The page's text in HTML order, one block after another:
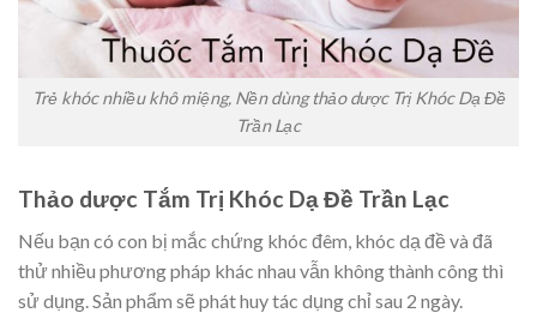
Trẻ khóc nhiều khô miệng, Nền dùng thảo dược Trị Khóc Dạ Đề
Trần Lạc
Thảo dược Tắm Trị Khóc Dạ Đề Trần Lạc
Nếu bạn có con bị mắc chứng khóc đêm, khóc dạ đề và đã
thử nhiều phương pháp khác nhau vẫn không thành công thì
sử dụng. Sản phẩm sẽ phát huy tác dụng chỉ sau 2 ngày.